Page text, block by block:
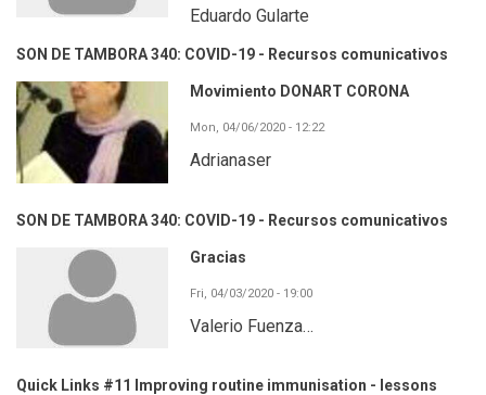
Eduardo Gularte
SON DE TAMBORA 340: COVID-19 - Recursos comunicativos
Movimiento DONART CORONA
Mon, 04/06/2020 - 12:22
Adrianaser
SON DE TAMBORA 340: COVID-19 - Recursos comunicativos
Gracias
Fri, 04/03/2020 - 19:00
Valerio Fuenza…
Quick Links #11 Improving routine immunisation - lessons